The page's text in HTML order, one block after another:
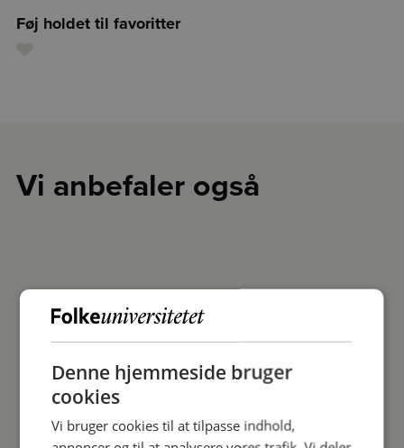
Føj holdet til favoritter
Vi anbefaler også
Denne hjemmeside bruger
cookies
Vi bruger cookies til at tilpasse indhold,